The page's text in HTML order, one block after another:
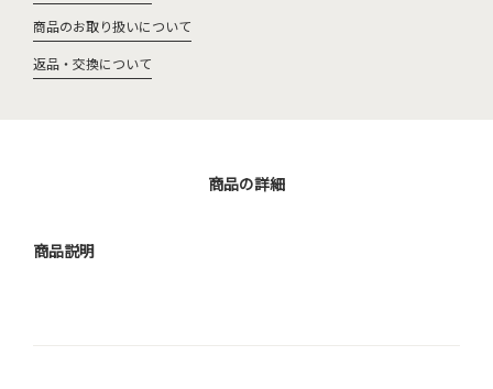
商品のお取り扱いについて
返品・交換について
商品の詳細
商品説明